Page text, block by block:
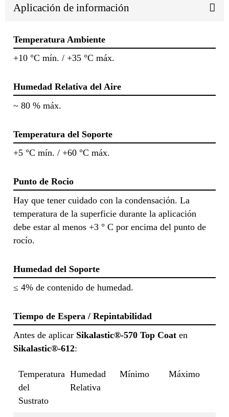
Aplicación de información
Temperatura Ambiente
+10 °C mín. / +35 °C máx.
Humedad Relativa del Aire
~ 80 % máx.
Temperatura del Soporte
+5 °C mín. / +60 °C máx.
Punto de Rocio
Hay que tener cuidado con la condensación. La
temperatura de la superficie durante la aplicación
debe estar al menos +3 ° C por encima del punto de
rocío.
Humedad del Soporte
≤ 4% de contenido de humedad.
Tiempo de Espera / Repintabilidad
Antes de aplicar Sikalastic®-570 Top Coat en
Sikalastic®-612:
Temperatura
del
Sustrato
Humedad
Relativa
Mínimo Máximo